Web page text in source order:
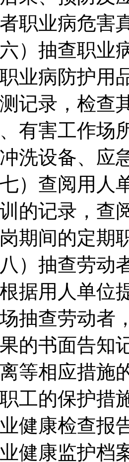
职业病危害
抽查职业病
业病防护用
记录，检查
有害工作场
洗设备、应
查阅用人单
的记录，查
期间的定期
抽查劳动者
据用人单位
抽查劳动者
的书面告知
等相应措施
工的保护措
健康检查报
健康监护档